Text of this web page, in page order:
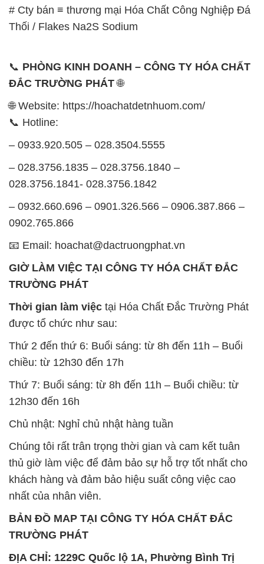
# Cty bán ≡ thương mại Hóa Chất Công Nghiệp Đá
Thối / Flakes Na2S Sodium
📞 PHÒNG KINH DOANH – CÔNG TY HÓA CHẤT
ĐẮC TRƯỜNG PHÁT🌐
🌐 Website: https://hoachatdetnhuom.com/
📞 Hotline:
– 0933.920.505 – 028.3504.5555
– 028.3756.1835 – 028.3756.1840 –
028.3756.1841- 028.3756.1842
– 0932.660.696 – 0901.326.566 – 0906.387.866 –
0902.765.866
📧 Email: hoachat@dactruongphat.vn
GIỜ LÀM VIỆC TẠI CÔNG TY HÓA CHẤT ĐẮC
TRƯỜNG PHÁT
Thời gian làm việc tại Hóa Chất Đắc Trường Phát
được tổ chức như sau:
Thứ 2 đến thứ 6: Buổi sáng: từ 8h đến 11h – Buổi
chiều: từ 12h30 đến 17h
Thứ 7: Buổi sáng: từ 8h đến 11h – Buổi chiều: từ
12h30 đến 16h
Chủ nhật: Nghỉ chủ nhật hàng tuần
Chúng tôi rất trân trọng thời gian và cam kết tuân
thủ giờ làm việc để đảm bảo sự hỗ trợ tốt nhất cho
khách hàng và đảm bảo hiệu suất công việc cao
nhất của nhân viên.
BẢN ĐỒ MAP TẠI CÔNG TY HÓA CHẤT ĐẮC
TRƯỜNG PHÁT
ĐỊA CHỈ: 1229C Quốc lộ 1A, Phường Bình Trị